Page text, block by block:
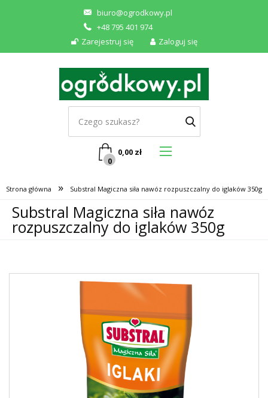
biuro@ogrodkowy.pl
+48 795 401 974
Zarejestruj się
Zaloguj się
0
0,00 zł
Strona główna » Substral Magiczna siła nawóz rozpuszczalny do iglaków 350g
Substral Magiczna siła nawóz
rozpuszczalny do iglaków 350g